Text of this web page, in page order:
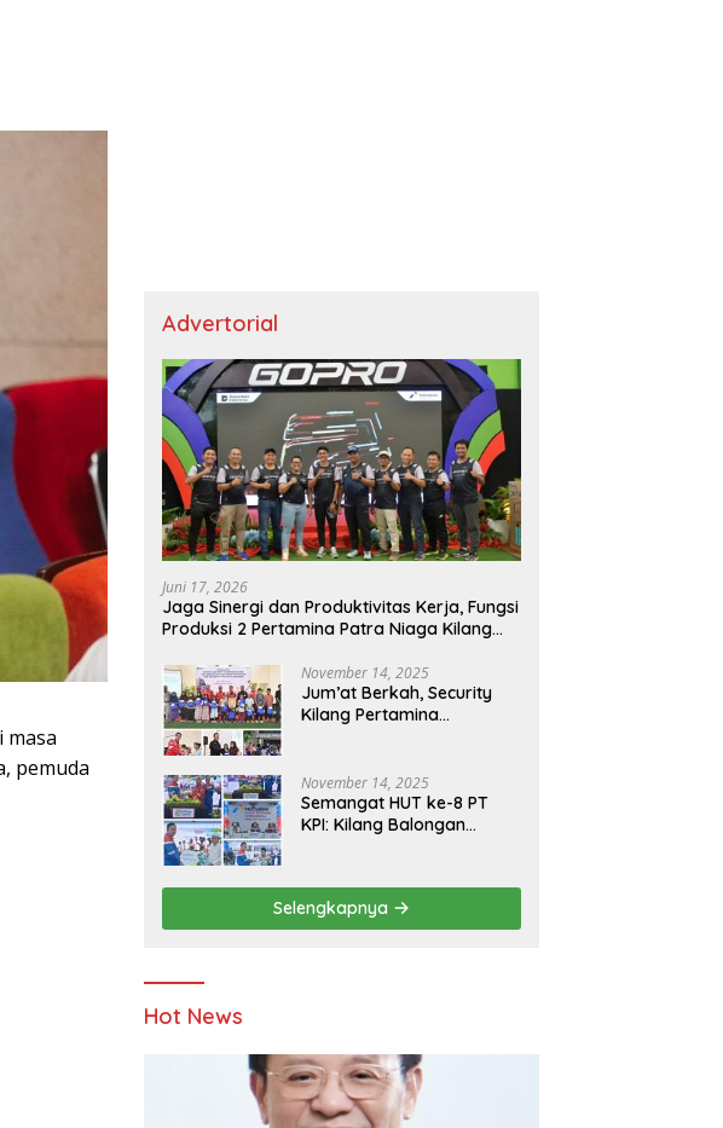
masa
pemuda
Advertorial
Juni 17, 2026
Jaga Sinergi dan Produktivitas Kerja, Fungsi
Produksi 2 Pertamina Patra Niaga Kilang
November 14, 2025
Jum’at Berkah, Security
Kilang Pertamina
November 14, 2025
Semangat HUT ke-8 PT
KPI: Kilang Balongan
Berbagi Bersama
Penyandang Disabilitas
dan Yayasan Pendidikan
Selengkapnya
Hot News